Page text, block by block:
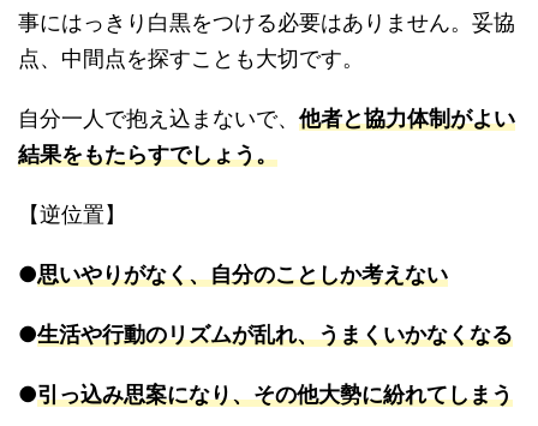
事にはっきり白黒をつける必要はありません。妥協
点、中間点を探すことも大切です。
自分一人で抱え込まないで、 他者と協力体制がよい
結果をもたらすでしょう。
【逆位置】
●思いやりがなく、自分のことしか考えない
●生活や行動のリズムが乱れ、うまくいかなくなる
●引っ込み思案になり、その他大勢に紛れてしまう